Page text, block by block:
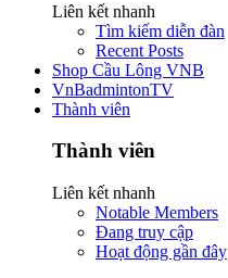
Liên kết nhanh
Tìm kiếm diễn đàn
Recent Posts
Shop Cầu Lông VNB
VnBadmintonTV
Thành viên
Thành viên
Liên kết nhanh
Notable Members
Đang truy cập
Hoạt động gần đây